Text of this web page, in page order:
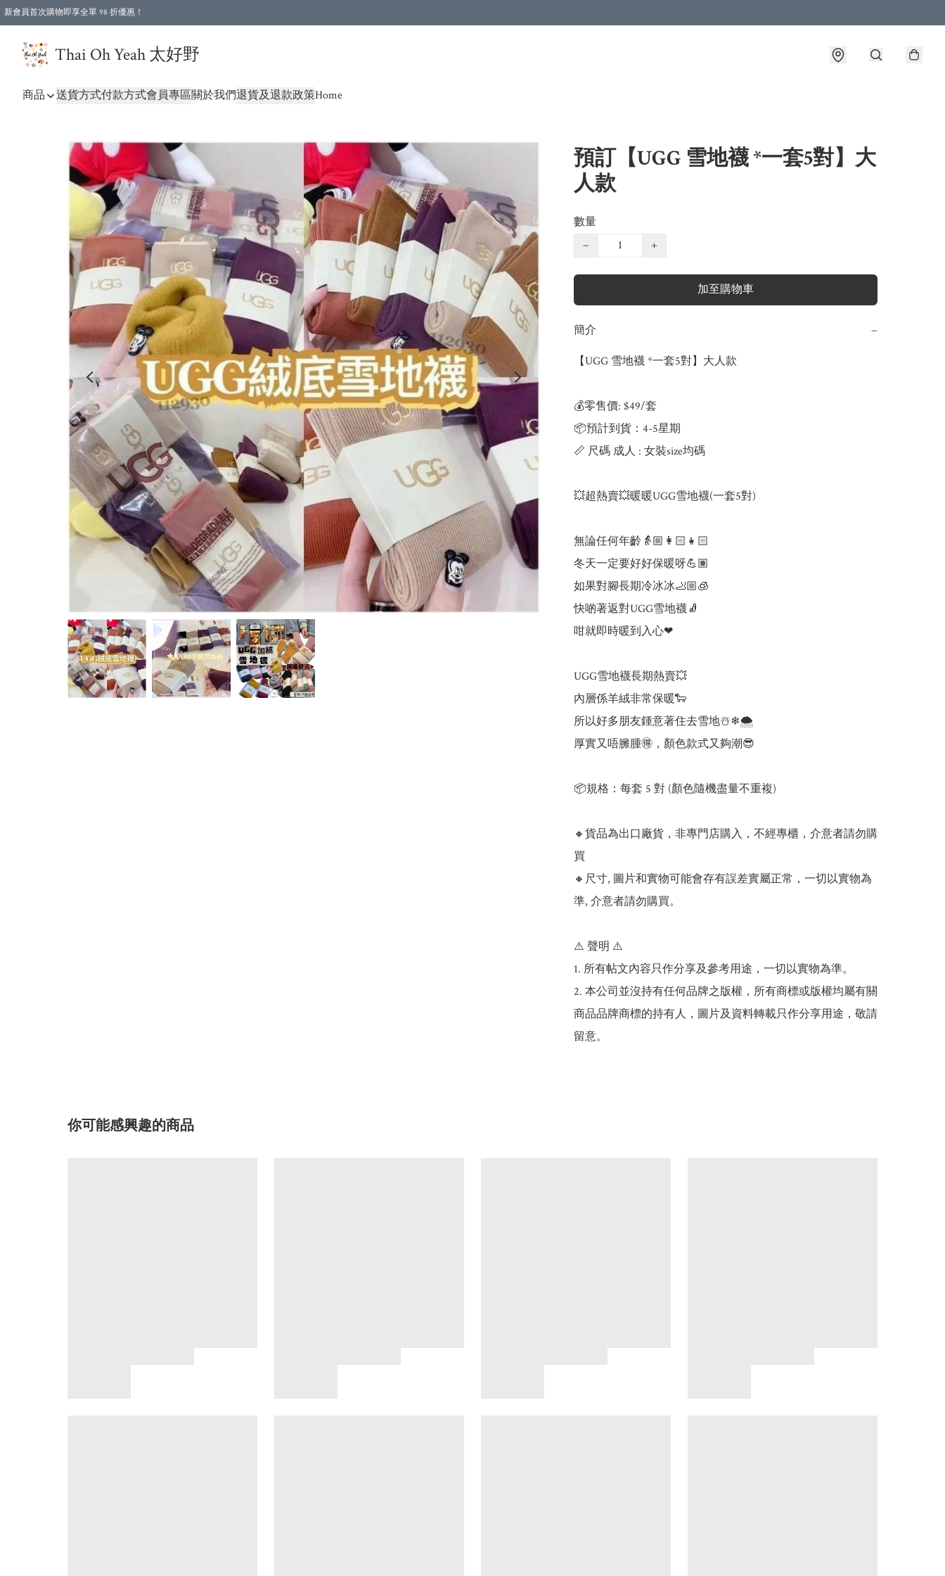
新會員首次購物即享全單 98 折優惠！
Thai Oh Yeah 太好野
商品 送貨方式付款方式會員專區關於我們退貨及退款政策Home
預訂【UGG 雪地襪 *一套5對】大
人款
數量
−
+
加至購物車
簡介 −
【UGG 雪地襪 *一套5對】大人款
💰零售價: $49/套
📦預計到貨：4-5星期
📏 尺碼 成人 : 女裝size均碼
💥超熱賣💥暖暖UGG雪地襪(一套5對)
無論任何年齡👵🏼👩🏻👧🏻
冬天一定要好好保暖呀💪🏽
如果對腳長期冷冰冰🦶🏼🧊
快啲著返對UGG雪地襪🧦
咁就即時暖到入心❤
UGG雪地襪長期熱賣💥
內層係羊絨非常保暖🐑
所以好多朋友鍾意著住去雪地☃️❄🌨
厚實又唔臃腫🉐️，顏色款式又夠潮😎
📦規格：每套 5 對 (顏色隨機盡量不重複)
🔸貨品為出口廠貨，非專門店購入，不經專櫃，介意者請勿購
買
🔸尺寸, 圖片和實物可能會存有誤差實屬正常，一切以實物為
準, 介意者請勿購買。
⚠️ 聲明 ⚠️
1. 所有帖文內容只作分享及參考用途，一切以實物為準。
2. 本公司並沒持有任何品牌之版權，所有商標或版權均屬有關
商品品牌商標的持有人，圖片及資料轉載只作分享用途，敬請
留意。
你可能感興趣的商品